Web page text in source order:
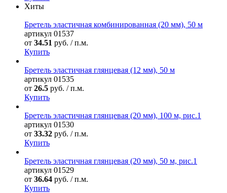
Хиты
Бретель эластичная комбинированная (20 мм), 50 м
артикул 01537
от 34.51 руб. / п.м.
Купить
Бретель эластичная глянцевая (12 мм), 50 м
артикул 01535
от 26.5 руб. / п.м.
Купить
Бретель эластичная глянцевая (20 мм), 100 м, рис.1
артикул 01530
от 33.32 руб. / п.м.
Купить
Бретель эластичная глянцевая (20 мм), 50 м, рис.1
артикул 01529
от 36.64 руб. / п.м.
Купить